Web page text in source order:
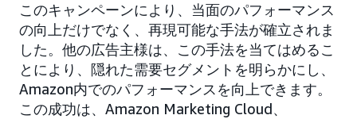
このキャンペーンにより、当面のパフォーマンス
の向上だけでなく、再現可能な手法が確立されま
した。他の広告主様は、この手法を当てはめるこ
とにより、隠れた需要セグメントを明らかにし、
Amazon内でのパフォーマンスを向上できます。
この成功は、Amazon Marketing Cloud、